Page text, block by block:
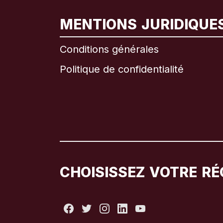
MENTIONS
Conditions générales
Politique de confidentialité
CHOISISSEZ VOTRE